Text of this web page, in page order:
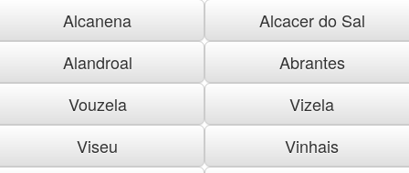
Alcanena
Alcacer do Sal
Alandroal
Abrantes
Vouzela
Vizela
Viseu
Vinhais